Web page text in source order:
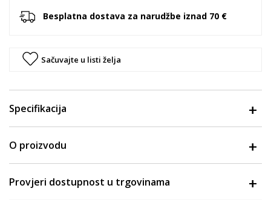
Besplatna dostava za narudžbe iznad 70 €
Sačuvajte u listi želja
Specifikacija
O proizvodu
Provjeri dostupnost u trgovinama